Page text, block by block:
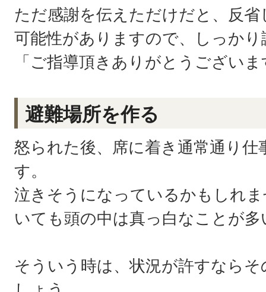
ただ感謝を伝えただけだと、反
可能性がありますので、しっか
「ご指導頂きありがとうござい
避難場所を作る
怒られた後、席に着き通常通り
す。
泣きそうになっているかもしれ
いても頭の中は真っ白なことが
そういう時は、状況が許すなら